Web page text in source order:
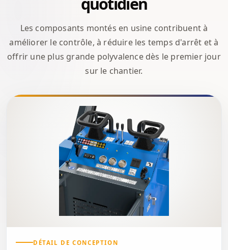
Les composants montés en usine contribuent à
améliorer le contrôle, à réduire les temps d'arrêt et à
offrir une plus grande polyvalence dès le premier jour
sur le chantier.
DÉTAIL DE CONCEPTION